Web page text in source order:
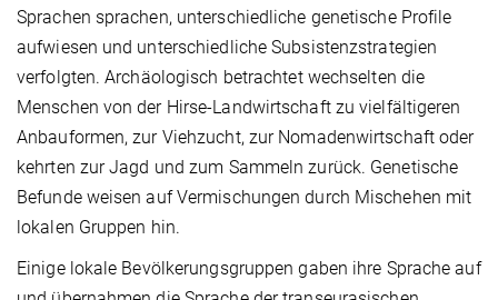
Sprachen sprachen, unterschiedliche genetische Profile
aufwiesen und unterschiedliche Subsistenzstrategien
verfolgten. Archäologisch betrachtet wechselten die
Menschen von der Hirse-Landwirtschaft zu vielfältigeren
Anbauformen, zur Viehzucht, zur Nomadenwirtschaft oder
kehrten zur Jagd und zum Sammeln zurück. Genetische
Befunde weisen auf Vermischungen durch Mischehen mit
lokalen Gruppen hin.
Einige lokale Bevölkerungsgruppen gaben ihre Sprache auf